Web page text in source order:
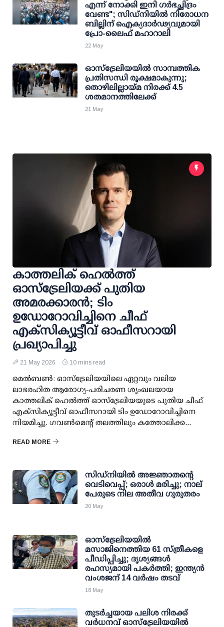
എന്ന് നോക്കി ഇനി ഗർഭച്ഛിദ്രം
വേണ്ട"; സിഡ്നിയിൽ നിരോധന
ബില്ലിന് ഐക്യദാർഢ്യവുമായി
പ്രോ-ലൈഫ് മഹാറാലി
22 May
ഓസ്‌ട്രേലിയയിൽ സാമ്പത്തിക
പ്രതിസന്ധി രൂക്ഷമാകുന്നു;
തൊഴിലില്ലായ്മ നിരക്ക് 4.5
ശതമാനത്തിലേക്ക്
21 May
കാത്തലിക് ഹെൽത്ത്
ഓസ്‌ട്രേലിയക്ക് പുതിയ
അമരക്കാരൻ; ടിം
ഉഡോറോവിച്ചിനെ ചീഫ്
എക്‌സിക്യൂട്ടീവ് ഓഫീസറായി
പ്രഖ്യാപിച്ചു
21 May 2026 10 mins read
മെൽബൺ: ഓസ്‌ട്രേലിയയിലെ ഏറ്റവും വലിയ
ലാഭരഹിത ആരോഗ്യ-പരിചരണ ശൃംഖലയായ
കാത്തലിക് ഹെൽത്ത് ഓസ്‌ട്രേലിയയുടെ പുതിയ ചീഫ്
എക്‌സിക്യൂട്ടീവ് ഓഫീസറായി ടിം ഉഡോറോവിച്ചിനെ
നിയമിച്ചു. ഗവൺമെന്റ് തലത്തിലും കത്തോലിക്ക...
READ MORE
സിഡ്നിയിൽ അജ്ഞാതന്റെ
വെടിവെപ്പ്; ഒരാൾ മരിച്ചു; നാല്
പേരുടെ നില അതീവ ഗുരുതരം
20 May
ഓസ്ട്രേലിയയിൽ
മസാജിനെത്തിയ 61 സ്ത്രീകളെ
പീഡിപ്പിച്ചു; ദൃശ്യങ്ങൾ
രഹസ്യമായി പകർത്തി; ഇന്ത്യൻ
വംശജന് 14 വർഷം തടവ്
18 May
തുടർച്ചയായ പലിശ നിരക്ക്
വർധനവ് ഓസ്‌ട്രേലിയയിൽ